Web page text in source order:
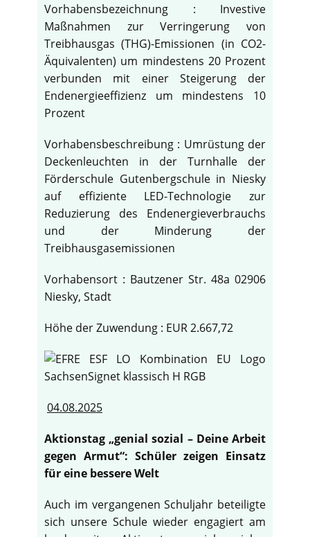
Vorhabensbezeichnung : Investive
Maßnahmen zur Verringerung von
Treibhausgas (THG)-Emissionen (in CO2-
Äquivalenten) um mindestens 20 Prozent
verbunden mit einer Steigerung der
Endenergieeffizienz um mindestens 10
Prozent
Vorhabensbeschreibung : Umrüstung der
Deckenleuchten in der Turnhalle der
Förderschule Gutenbergschule in Niesky
auf effiziente LED-Technologie zur
Reduzierung des Endenergieverbrauchs
und der Minderung der
Treibhausgasemissionen
Vorhabensort : Bautzener Str. 48a 02906
Niesky, Stadt
Höhe der Zuwendung : EUR 2.667,72
04.08.2025
Aktionstag „genial sozial – Deine Arbeit
gegen Armut“: Schüler zeigen Einsatz
für eine bessere Welt
Auch im vergangenen Schuljahr beteiligte
sich unsere Schule wieder engagiert am